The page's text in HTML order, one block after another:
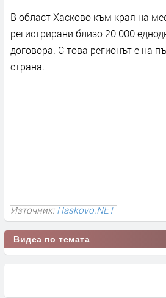
В област Хасково към края на
регистрирани близо 20 000
договора. С това регионът е на
страна.
Източник:Haskovo.NET
Видеа по темата